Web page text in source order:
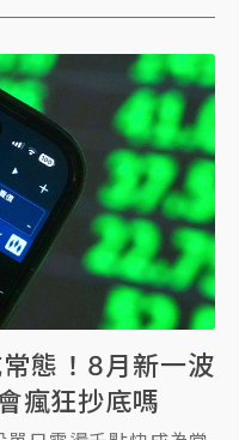
態！8月新一波
瘋狂抄底嗎